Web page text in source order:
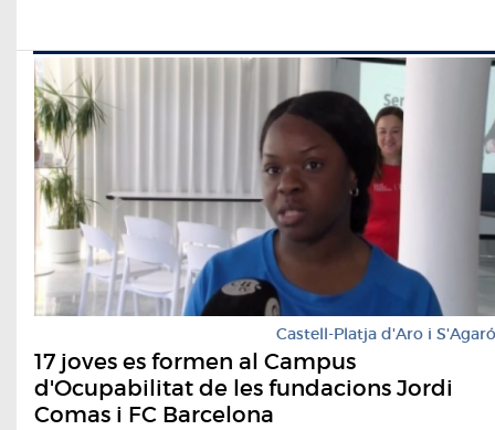
Castell-Platja d'Aro i S'Agaró
17 joves es formen al Campus
d'Ocupabilitat de les fundacions Jordi
Comas i FC Barcelona